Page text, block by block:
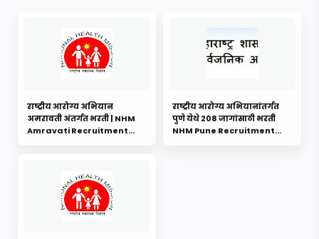
राष्ट्रीय आरोग्य अभियान
अमरावती अंतर्गत भरती | NHM
Amravati Recruitment
राष्ट्रीय आरोग्य अभियानांतर्गत
पुणे येथे 208 जागांसाठी भरती
NHM Pune Recruitment